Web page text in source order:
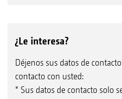
¿Le interesa?
Déjenos sus datos de
contacto con usted:
* Sus datos de contacto solo